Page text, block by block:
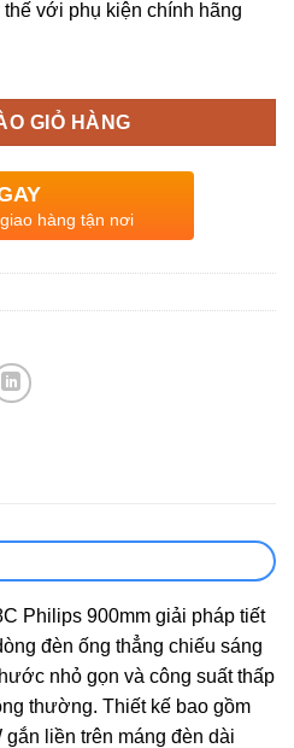
với phụ kiện chính hãng
GIỎ HÀNG
hàng tận nơi
Philips 900mm giải pháp tiết
đèn ống thẳng chiếu sáng
nhỏ gọn và công suất thấp
thường. Thiết kế bao gồm
liền trên máng đèn dài